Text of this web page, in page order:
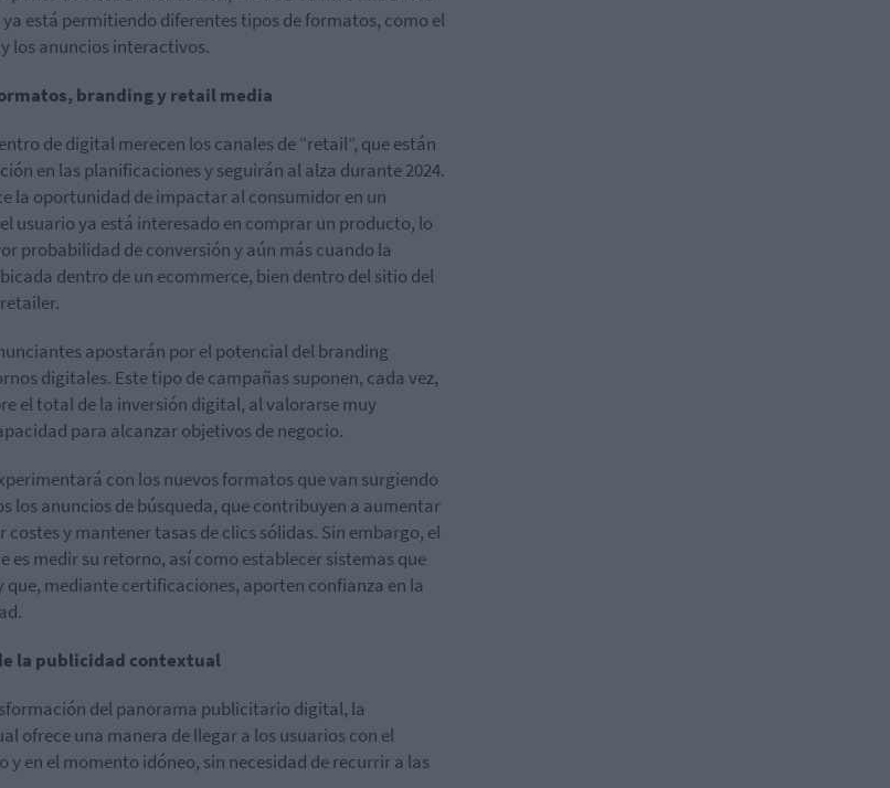
ya está permitiendo diferentes tipos de formatos, como el
los anuncios interactivos.
branding y retail media
de digital merecen los canales de “retail”, que están
en las planificaciones y seguirán al alza durante 2024.
la oportunidad de impactar al consumidor en un
usuario ya está interesado en comprar un producto, lo
probabilidad de conversión y aún más cuando la
dentro de un ecommerce, bien dentro del sitio del
apostarán por el potencial del branding
digitales. Este tipo de campañas suponen, cada vez,
el total de la inversión digital, al valorarse muy
para alcanzar objetivos de negocio.
con los nuevos formatos que van surgiendo
los anuncios de búsqueda, que contribuyen a aumentar
costes y mantener tasas de clics sólidas. Sin embargo, el
es medir su retorno, así como establecer sistemas que
que, mediante certificaciones, aporten confianza en la
la publicidad contextual
del panorama publicitario digital, la
ofrece una manera de llegar a los usuarios con el
y en el momento idóneo, sin necesidad de recurrir a las